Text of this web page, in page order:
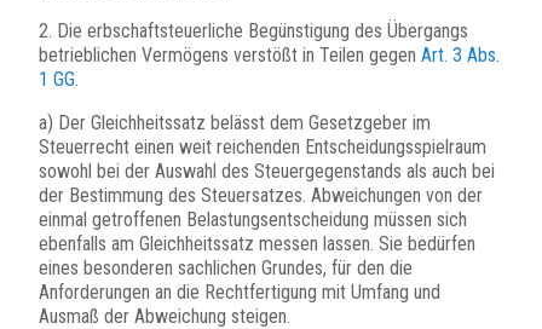
2. Die erbschaftsteuerliche Begünstigung des Übergangs
betrieblichen Vermögens verstößt in Teilen gegen Art. 3 Abs.
1 GG.
a) Der Gleichheitssatz belässt dem Gesetzgeber im
Steuerrecht einen weit reichenden Entscheidungsspielraum
sowohl bei der Auswahl des Steuergegenstands als auch bei
der Bestimmung des Steuersatzes. Abweichungen von der
einmal getroffenen Belastungsentscheidung müssen sich
ebenfalls am Gleichheitssatz messen lassen. Sie bedürfen
eines besonderen sachlichen Grundes, für den die
Anforderungen an die Rechtfertigung mit Umfang und
Ausmaß der Abweichung steigen.